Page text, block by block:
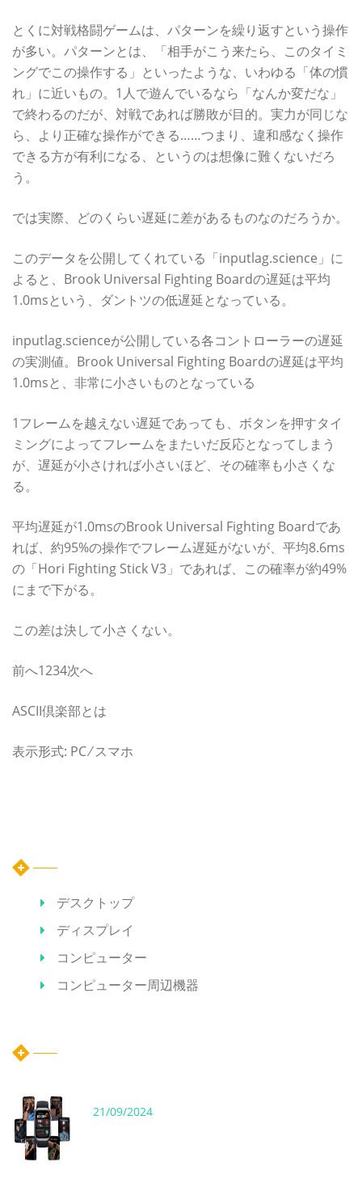
とくに対戦格闘ゲームは、パターンを繰り返すという操作
が多い。パターンとは、「相手がこう来たら、このタイミ
ングでこの操作する」といったような、いわゆる「体の慣
れ」に近いもの。1人で遊んでいるなら「なんか変だな」
で終わるのだが、対戦であれば勝敗が目的。実力が同じな
ら、より正確な操作ができる……つまり、違和感なく操作
できる方が有利になる、というのは想像に難くないだろ
う。
では実際、どのくらい遅延に差があるものなのだろうか。
このデータを公開してくれている「inputlag.science」に
よると、Brook Universal Fighting Boardの遅延は平均
1.0msという、ダントツの低遅延となっている。
inputlag.scienceが公開している各コントローラーの遅延
の実測値。Brook Universal Fighting Boardの遅延は平均
1.0msと、非常に小さいものとなっている
1フレームを越えない遅延であっても、ボタンを押すタイ
ミングによってフレームをまたいだ反応となってしまう
が、遅延が小さければ小さいほど、その確率も小さくな
る。
平均遅延が1.0msのBrook Universal Fighting Boardであ
れば、約95%の操作でフレーム遅延がないが、平均8.6ms
の「Hori Fighting Stick V3」であれば、この確率が約49%
にまで下がる。
この差は決して小さくない。
前へ1234次へ
ASCII倶楽部とは
表示形式: PC ⁄ スマホ
デスクトップ
ディスプレイ
コンピューター
コンピューター周辺機器
21/09/2024